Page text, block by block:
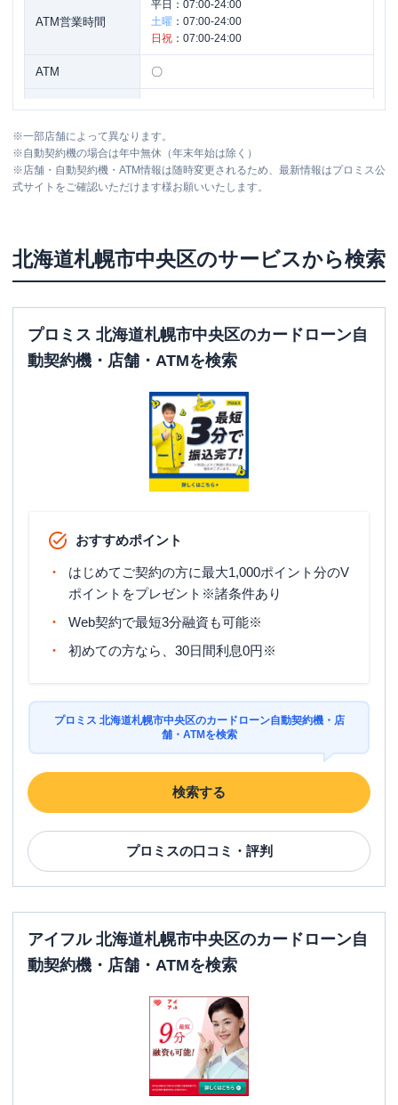
ATM営業時間
平日： 07:00-24:00
土曜 ： 07:00-24:00
日祝 ： 07:00-24:00
ATM 〇
住所
北海道札幌市中央区南三条西４－１－
１ シルバービル４Ｆ
営業時間
平日：09:00-21:00
土曜：09:00-21:00
ATM営業時間
平日：07:00-24:00
土曜： 07:00-24:00
日祝
：07:00-24:00
〇
✕
北海道札幌市中央区北３条西３ー１ー４
１ ４F
※一部店舗によって異なります。
※自動契約機の場合は年中無休（年末年始は除く）
※店舗・自動契約機・ATM情報は随時変更されるため、最新情報はプロミス公
式サイトをご確認いただけます様お願いいたします。
北海道札幌市中央区のサービスから検索
プロミス 北海道札幌市中央区のカードローン自
動契約機・店舗・ATMを検索
おすすめポイント
はじめてご契約の方に最大1,000ポイント分のV
ポイントをプレゼント※諸条件あり
Web契約で最短3分融資も可能※
初めての方なら、30日間利息0円※
プロミス 北海道札幌市中央区のカードローン自動契約機・店
舗・ATMを検索
検索する
プロミスの口コミ・評判
アイフル 北海道札幌市中央区のカードローン自
動契約機・店舗・ATMを検索